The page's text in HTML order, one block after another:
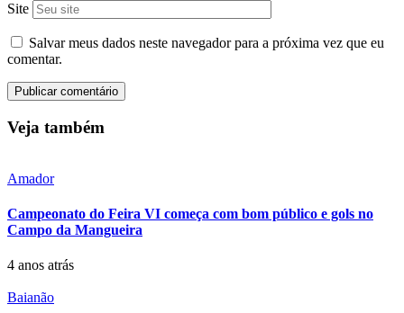
Site
Salvar meus dados neste navegador para a próxima vez que eu
comentar.
Veja também
Amador
Campeonato do Feira VI começa com bom público e gols no
Campo da Mangueira
4 anos atrás
Baianão